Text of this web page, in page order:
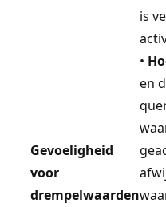
Gevoeligheid
voor
drempelwaarden
is
•
en